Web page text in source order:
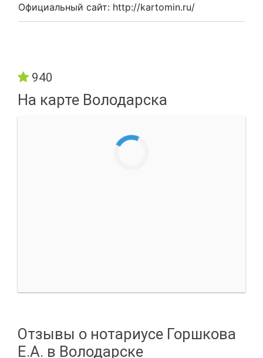
Официальный сайт: http://kartomin.ru/
940
На карте Володарска
Отзывы о нотариусе Горшкова
Е.А. в Володарске